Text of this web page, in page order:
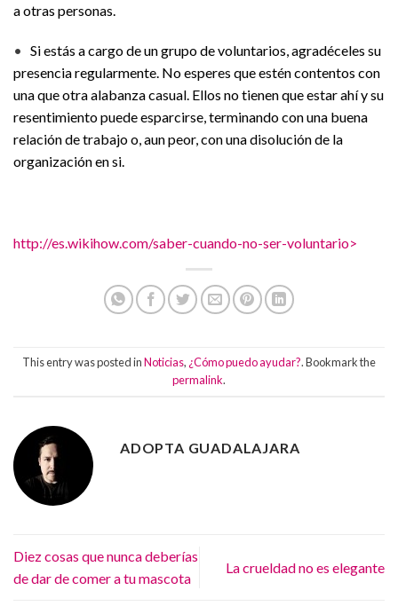
a otras personas.
• Si estás a cargo de un grupo de voluntarios, agradéceles su
presencia regularmente. No esperes que estén contentos con
una que otra alabanza casual. Ellos no tienen que estar ahí y su
resentimiento puede esparcirse, terminando con una buena
relación de trabajo o, aun peor, con una disolución de la
organización en si.
http://es.wikihow.com/saber-cuando-no-ser-voluntario>
This entry was posted inNoticias, ¿Cómo puedo ayudar?. Bookmark the
permalink.
ADOPTA GUADALAJARA
Diez cosas que nunca deberías
de dar de comer a tu mascota
La crueldad no es elegante